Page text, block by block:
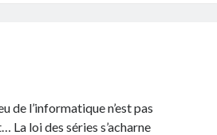
de l’informatique n’est pas
La loi des séries s’acharne